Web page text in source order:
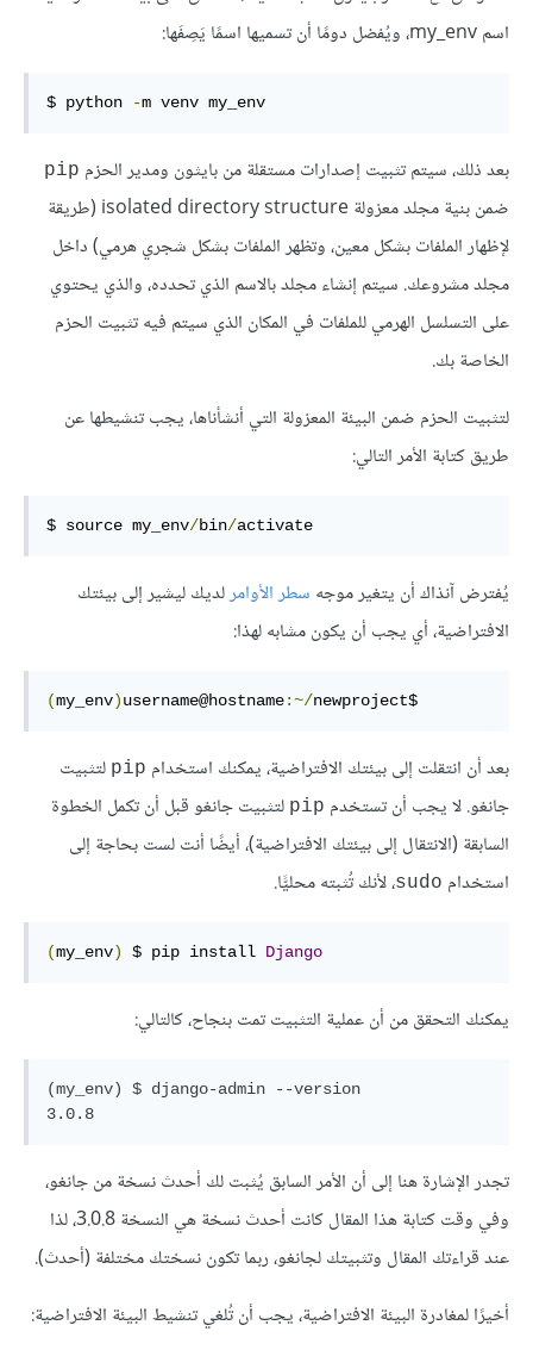
اسم my_env، ويُفضل دومًا أن تسميها اسمًا يَصِفَها:
$ python -m venv my_env
بعد ذلك، سيتم تثبيت إصدارات مستقلة من بايثون ومدير الحزم pip
ضمن بنية مجلد معزولة isolated directory structure (طريقة
لإظهار الملفات بشكل معين، وتظهر الملفات بشكل شجري هرمي) داخل
مجلد مشروعك. سيتم إنشاء مجلد بالاسم الذي تحدده، والذي يحتوي
على التسلسل الهرمي للملفات في المكان الذي سيتم فيه تثبيت الحزم
الخاصة بك.
لتثبيت الحزم ضمن البيئة المعزولة التي أنشأناها، يجب تنشيطها عن
طريق كتابة الأمر التالي:
$ source my_env/bin/activate
يُفترض آنذاك أن يتغير موجه سطر الأوامرلديك ليشير إلى بيئتك
الافتراضية، أي يجب أن يكون مشابه لهذا:
(my_env)username@hostname:~/newproject$
بعد أن انتقلت إلى بيئتك الافتراضية، يمكنك استخدام pip لتثبيت
جانغو. لا يجب أن تستخدم pip لتثبيت جانغو قبل أن تكمل الخطوة
السابقة (الانتقال إلى بيئتك الافتراضية)، أيضًا أنت لست بحاجة إلى
استخدام sudo، لأنك تُثبته محليًّا.
(my_env) $ pip install Django
يمكنك التحقق من أن عملية التثبيت تمت بنجاح، كالتالي:
(my_env) $ django-admin --version
تجدر الإشارة هنا إلى أن الأمر السابق يُثبت لك أحدث نسخة من جانغو،
وفي وقت كتابة هذا المقال كانت أحدث نسخة هي النسخة 3.0.8، لذا
عند قراءتك المقال وتثبيتك لجانغو، ربما تكون نسختك مختلفة (أحدث).
أخيرًا لمغادرة البيئة الافتراضية، يجب أن تُلغي تنشيط البيئة الافتراضية: